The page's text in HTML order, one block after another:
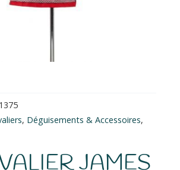
, Déguisements & Accessoires,
JAMES